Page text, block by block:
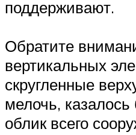
поддерживают.
Обратите
вертикальных
скругленные
мелочь,
облик всего